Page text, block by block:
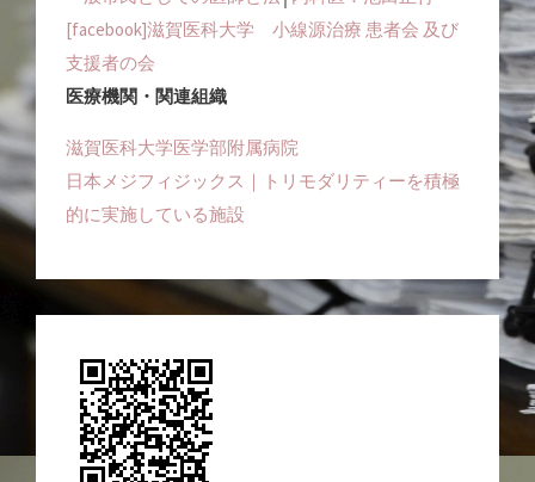
[facebook]滋賀医科大学 小線源治療 患者会 及び
支援者の会
医療機関・関連組織
滋賀医科大学医学部附属病院
日本メジフィジックス｜トリモダリティーを積極
的に実施している施設